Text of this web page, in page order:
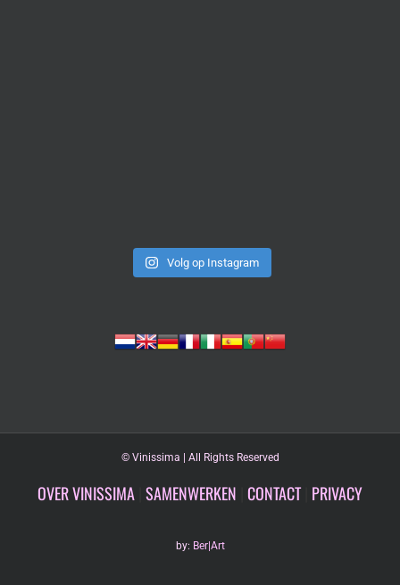
Volg op Instagram
© Vinissima | All Rights Reserved
OVER VINISSIMA SAMENWERKEN CONTACT| PRIVACY
by: Ber|Art